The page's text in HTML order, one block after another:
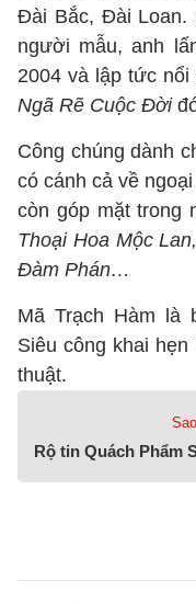
Đài Bắc, Đài Loan.
người mẫu, anh
2004 và lập tức
Ngã Rẽ Cuộc Đời
Công chúng dành
có cánh cả về
còn góp mặt trong
Thoại Hoa Mộc
Đàm Phán…
Mã Trạch Hàm là
Siêu công khai
thuật.
Rộ tin Quách Phẩm